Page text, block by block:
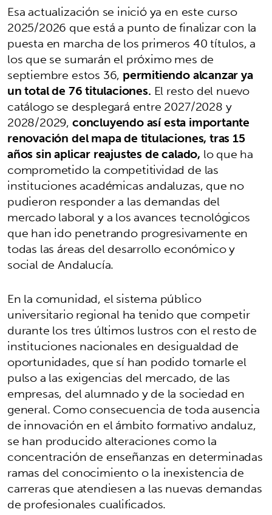
Esa actualización se inició ya en este curso
2025/2026 que está a punto de finalizar con la
puesta en marcha de los primeros 40 títulos, a
los que se sumarán el próximo mes de
septiembre estos 36, permitiendo alcanzar ya
un total de 76 titulaciones. El resto del nuevo
catálogo se desplegará entre 2027/2028 y
2028/2029,concluyendo así esta importante
renovación del mapa de titulaciones, tras 15
años sin aplicar reajustes de calado, lo que ha
comprometido la competitividad de las
instituciones académicas andaluzas, que no
pudieron responder a las demandas del
mercado laboral y a los avances tecnológicos
que han ido penetrando progresivamente en
todas las áreas del desarrollo económico y
social de Andalucía.
En la comunidad, el sistema público
universitario regional ha tenido que competir
durante los tres últimos lustros con el resto de
instituciones nacionales en desigualdad de
oportunidades, que sí han podido tomarle el
pulso a las exigencias del mercado, de las
empresas, del alumnado y de la sociedad en
general. Como consecuencia de toda ausencia
de innovación en el ámbito formativo andaluz,
se han producido alteraciones como la
concentración de enseñanzas en determinadas
ramas del conocimiento o la inexistencia de
carreras que atendiesen a las nuevas demandas
de profesionales cualificados.